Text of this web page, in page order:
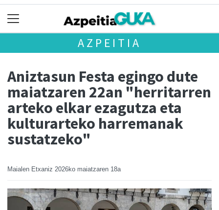
AZPEITIA
Aniztasun Festa egingo dute
maiatzaren 22an "herritarren
arteko elkar ezagutza eta
kulturarteko harremanak
sustatzeko"
Maialen Etxaniz 2026ko maiatzaren 18a